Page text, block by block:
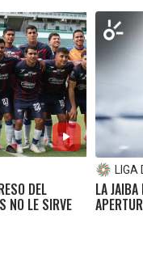
DEL
NO LE SIRVE
LIGA
LA JAIBA